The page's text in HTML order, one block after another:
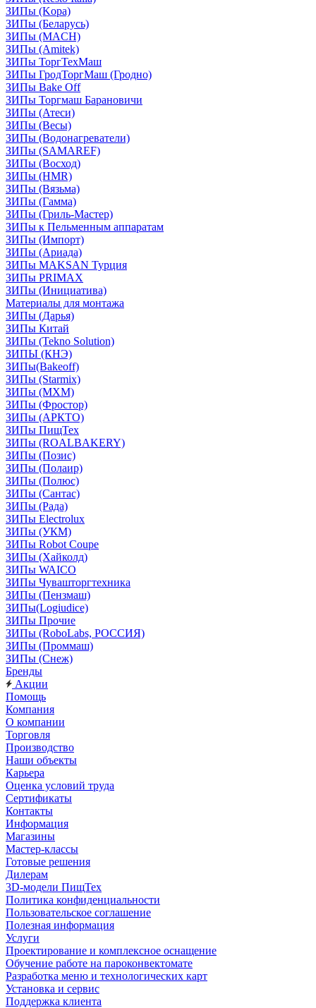
ЗИПы (Kopa)
ЗИПы (Беларусь)
ЗИПы (MACH)
ЗИПы (Amitek)
ЗИПы ТоргТехМаш
ЗИПы ГродТоргМаш (Гродно)
ЗИПы Bake Off
ЗИПы Торгмаш Барановичи
ЗИПы (Атеси)
ЗИПы (Весы)
ЗИПы (Водонагреватели)
ЗИПы (SAMAREF)
ЗИПы (Восход)
ЗИПы (HMR)
ЗИПы (Вязьма)
ЗИПы (Гамма)
ЗИПы (Гриль-Мастер)
ЗИПы к Пельменным аппаратам
ЗИПы (Импорт)
ЗИПы (Ариада)
ЗИПы MAKSAN Турция
ЗИПы PRIMAX
ЗИПы (Инициатива)
Материалы для монтажа
ЗИПы (Дарья)
ЗИПы Китай
ЗИПы (Tekno Solution)
ЗИПЫ (КНЭ)
ЗИПы(Bakeoff)
ЗИПы (Starmix)
ЗИПы (МХМ)
ЗИПы (Фростор)
ЗИПы (АРКТО)
ЗИПы ПищТех
ЗИПы (ROALBAKERY)
ЗИПы (Позис)
ЗИПы (Полаир)
ЗИПы (Полюс)
ЗИПы (Сантас)
ЗИПы (Рада)
ЗИПы Electrolux
ЗИПы (УКМ)
ЗИПы Robot Coupe
ЗИПы (Хайколд)
ЗИПы WAICO
ЗИПы Чувашторгтехника
ЗИПы (Пензмаш)
ЗИПы(Logiudice)
ЗИПы Прочие
ЗИПы (RoboLabs, РОССИЯ)
ЗИПы (Проммаш)
ЗИПы (Снеж)
Бренды
Акции
Помощь
Компания
О компании
Торговля
Производство
Наши объекты
Карьера
Оценка условий труда
Сертификаты
Контакты
Информация
Магазины
Мастер-классы
Готовые решения
Дилерам
3D-модели ПищТех
Политика конфиденциальности
Пользовательское соглашение
Полезная информация
Услуги
Проектирование и комплексное оснащение
Обучение работе на пароконвектомате
Разработка меню и технологических карт
Установка и сервис
Поддержка клиента